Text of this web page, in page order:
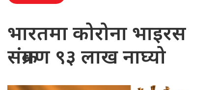
भारतमा कोरोना भाइरस
संक्रमण ९३ लाख नाघ्यो